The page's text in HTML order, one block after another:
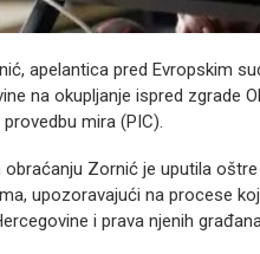
apelantica pred Evropskim
na okupljanje ispred zgrade
mira (PIC).
obraćanju Zornić je uputila
upozoravajući na procese
i prava njenih